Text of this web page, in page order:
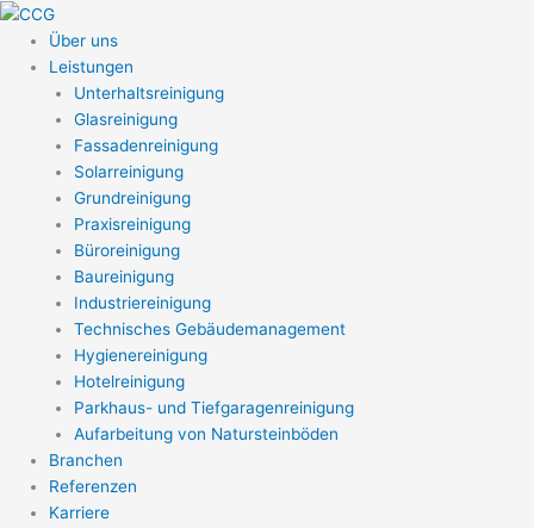
Zum
Inhalt
springen
Über uns
Leistungen
Unterhaltsreinigung
Glasreinigung
Fassadenreinigung
Solarreinigung
Grundreinigung
Praxisreinigung
Büroreinigung
Baureinigung
Industriereinigung
Technisches Gebäudemanagement
Hygienereinigung
Hotelreinigung
Parkhaus- und Tiefgaragenreinigung
Aufarbeitung von Natursteinböden
Branchen
Referenzen
Karriere